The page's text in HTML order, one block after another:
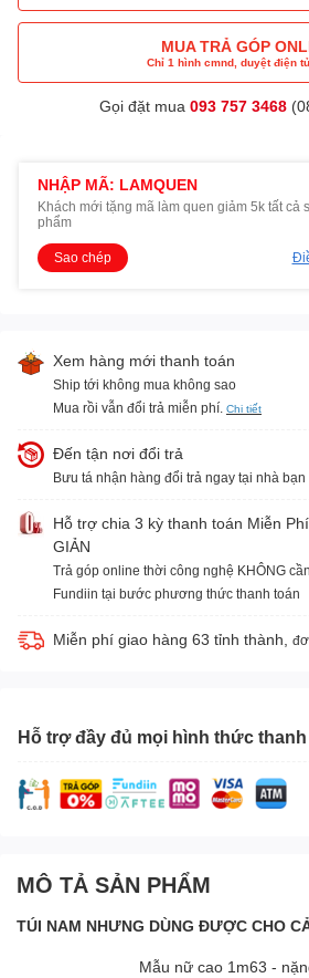
MUA TRẢ GÓP
Chỉ 1 hình cmnd, duyệt điện
Gọi đặt mua 093 757 3468
NHẬP MÃ: LAMQUEN
Khách mới tặng mã làm quen giảm 5k tất cả
phẩm
Sao chép
Xem hàng mới thanh toán
Ship tới không mua không sao
Mua rồi vẫn đổi trả miễn phí. Chi tiết
Đến tận nơi đổi trả
Bưu tá nhận hàng đổi trả ngay tại nhà bạn
Hỗ trợ chia 3 kỳ thanh toán Miễn
GIẢN
Trả góp online thời công nghệ KHÔNG
Fundiin tại bước phương thức thanh toán
Miễn phí giao hàng 63 tỉnh thành,
Hỗ trợ đầy đủ mọi hình thức
MÔ TẢ SẢN PHẨM
TÚI NAM NHƯNG DÙNG ĐƯỢC CHO
Mẫu nữ cao 1m63 -